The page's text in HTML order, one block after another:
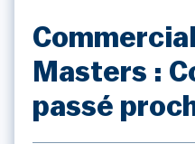
Masters :
passé